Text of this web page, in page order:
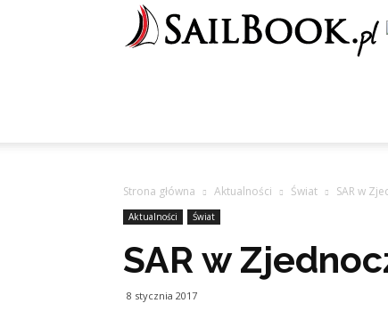
Strona główna Aktualności Świat SAR w
Aktualności Świat
SAR w
8 stycznia 2017